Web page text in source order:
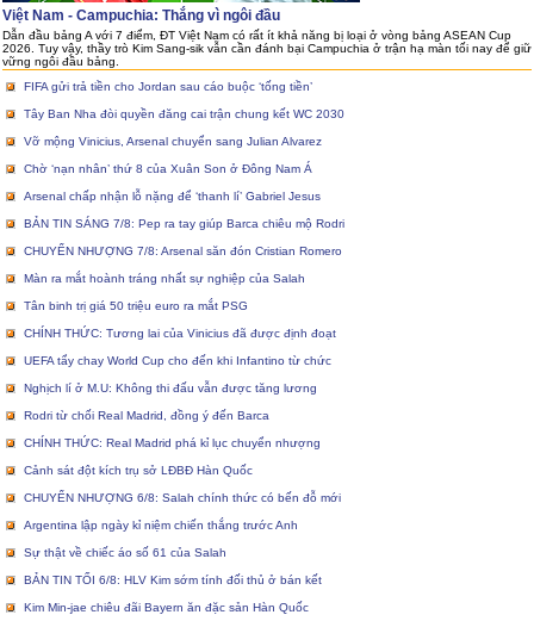
Việt Nam - Campuchia: Thắng vì ngôi đầu
Dẫn đầu bảng A với 7 điểm, ĐT Việt Nam có rất ít khả năng bị loại ở vòng bảng ASEAN Cup
2026. Tuy vậy, thầy trò Kim Sang-sik vẫn cần đánh bại Campuchia ở trận hạ màn tối nay để giữ
vững ngôi đầu bảng.
FIFA gửi trả tiền cho Jordan sau cáo buộc ‘tống tiền’
Tây Ban Nha đòi quyền đăng cai trận chung kết WC 2030
Vỡ mộng Vinicius, Arsenal chuyển sang Julian Alvarez
Chờ ‘nạn nhân’ thứ 8 của Xuân Son ở Đông Nam Á
Arsenal chấp nhận lỗ nặng để ‘thanh lí’ Gabriel Jesus
BẢN TIN SÁNG 7/8: Pep ra tay giúp Barca chiêu mộ Rodri
CHUYỂN NHƯỢNG 7/8: Arsenal săn đón Cristian Romero
Màn ra mắt hoành tráng nhất sự nghiệp của Salah
Tân binh trị giá 50 triệu euro ra mắt PSG
CHÍNH THỨC: Tương lai của Vinicius đã được định đoạt
UEFA tẩy chay World Cup cho đến khi Infantino từ chức
Nghịch lí ở M.U: Không thi đấu vẫn được tăng lương
Rodri từ chối Real Madrid, đồng ý đến Barca
CHÍNH THỨC: Real Madrid phá kỉ lục chuyển nhượng
Cảnh sát đột kích trụ sở LĐBĐ Hàn Quốc
CHUYỂN NHƯỢNG 6/8: Salah chính thức có bến đỗ mới
Argentina lập ngày kỉ niệm chiến thắng trước Anh
Sự thật về chiếc áo số 61 của Salah
BẢN TIN TỐI 6/8: HLV Kim sớm tính đối thủ ở bán kết
Kim Min-jae chiêu đãi Bayern ăn đặc sản Hàn Quốc